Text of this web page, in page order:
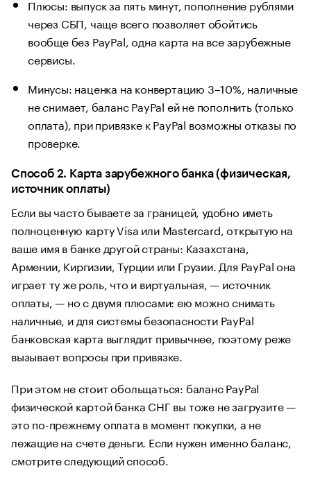
Плюсы: выпуск за пять минут, пополнение рублями
через СБП, чаще всего позволяет обойтись
вообще без PayPal, одна карта на все зарубежные
сервисы.
Минусы: наценка на конвертацию 3–10%, наличные
не снимает, баланс PayPal ей не пополнить (только
оплата), при привязке к PayPal возможны отказы по
проверке.
Способ 2. Карта зарубежного банка (физическая,
источник оплаты)
Если вы часто бываете за границей, удобно иметь
полноценную карту Visa или Mastercard, открытую на
ваше имя в банке другой страны: Казахстана,
Армении, Киргизии, Турции или Грузии. Для PayPal она
играет ту же роль, что и виртуальная, — источник
оплаты, — но с двумя плюсами: ею можно снимать
наличные, и для системы безопасности PayPal
банковская карта выглядит привычнее, поэтому реже
вызывает вопросы при привязке.
При этом не стоит обольщаться: баланс PayPal
физической картой банка СНГ вы тоже не загрузите —
это по-прежнему оплата в момент покупки, а не
лежащие на счете деньги. Если нужен именно баланс,
смотрите следующий способ.